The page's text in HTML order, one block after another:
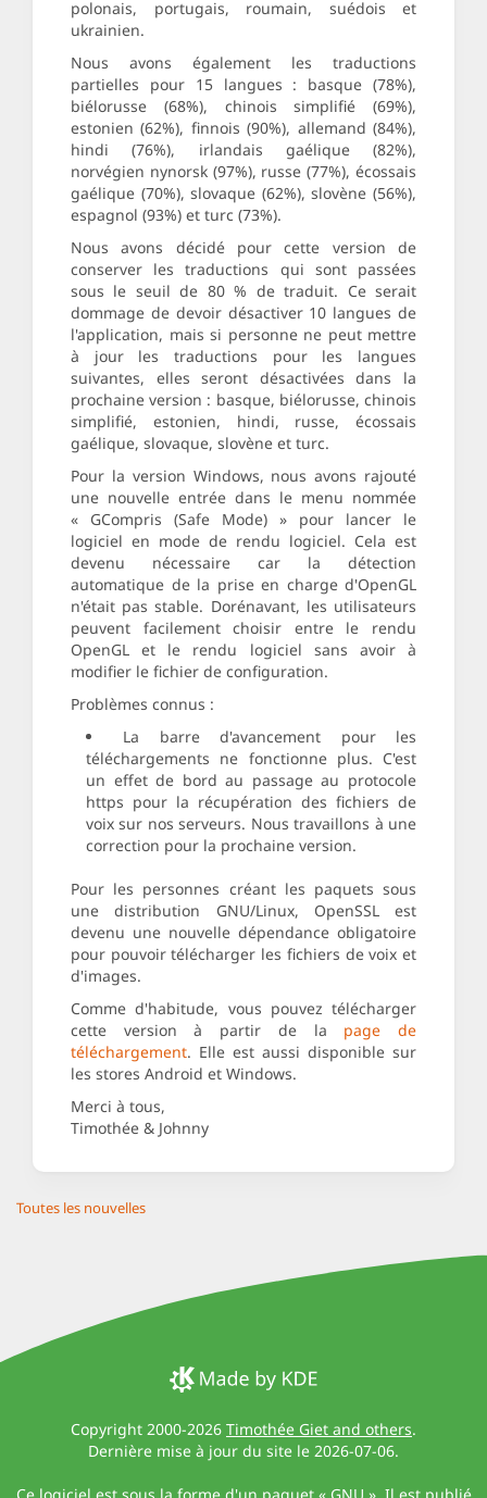
polonais, portugais, roumain, suédois et
ukrainien.
Nous avons également les traductions
partielles pour 15 langues : basque (78%),
biélorusse (68%), chinois simplifié (69%),
estonien (62%), finnois (90%), allemand (84%),
hindi (76%), irlandais gaélique (82%),
norvégien nynorsk (97%), russe (77%), écossais
gaélique (70%), slovaque (62%), slovène (56%),
espagnol (93%) et turc (73%).
Nous avons décidé pour cette version de
conserver les traductions qui sont passées
sous le seuil de 80 % de traduit. Ce serait
dommage de devoir désactiver 10 langues de
l'application, mais si personne ne peut mettre
à jour les traductions pour les langues
suivantes, elles seront désactivées dans la
prochaine version : basque, biélorusse, chinois
simplifié, estonien, hindi, russe, écossais
gaélique, slovaque, slovène et turc.
Pour la version Windows, nous avons rajouté
une nouvelle entrée dans le menu nommée
« GCompris (Safe Mode) » pour lancer le
logiciel en mode de rendu logiciel. Cela est
devenu nécessaire car la détection
automatique de la prise en charge d'OpenGL
n'était pas stable. Dorénavant, les utilisateurs
peuvent facilement choisir entre le rendu
OpenGL et le rendu logiciel sans avoir à
modifier le fichier de configuration.
Problèmes connus :
La barre d'avancement pour les
téléchargements ne fonctionne plus. C'est
un effet de bord au passage au protocole
https pour la récupération des fichiers de
voix sur nos serveurs. Nous travaillons à une
correction pour la prochaine version.
Pour les personnes créant les paquets sous
une distribution GNU/Linux, OpenSSL est
devenu une nouvelle dépendance obligatoire
pour pouvoir télécharger les fichiers de voix et
d'images.
Comme d'habitude, vous pouvez télécharger
cette version à partir de la page de
téléchargement. Elle est aussi disponible sur
les stores Android et Windows.
Merci à tous,
Timothée & Johnny
Toutes les nouvelles
Copyright 2000-2026 Timothée Giet and others.
Dernière mise à jour du site le 2026-07-06.
Ce logiciel est sous la forme d'un paquet « GNU ». Il est publié